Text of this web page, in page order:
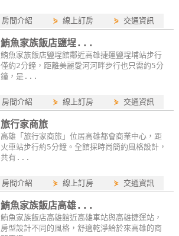
房間介紹 ⋟線上訂房 ⋟ 交通資訊
鮪魚家族飯店鹽埕...
鮪魚家族飯店鹽埕館鄰近高雄捷運鹽埕埔站步行
僅約2分鐘，距離美麗愛河河畔步行也只需約5分
鐘，是...
房間介紹 ⋟線上訂房 ⋟ 交通資訊
旅行家商旅
高雄「旅行家商旅」位居高雄都會商業中心，距
火車站步行約5分鐘。全館採時尚簡約風格設計，
共有...
房間介紹 ⋟線上訂房 ⋟ 交通資訊
鮪魚家族飯店高雄...
鮪魚家族飯店高雄館近高雄車站與高雄捷運站，
房型設計不同的風格，舒適乾淨給於來高雄的商